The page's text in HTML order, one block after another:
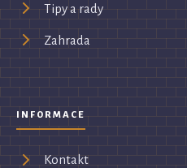
Tipy a rady
Zahrada
INFORMACE
Kontakt